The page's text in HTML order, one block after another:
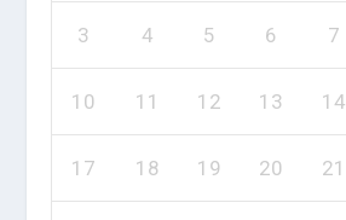
3 4 5 6 7
10 11 12 13 14
17 18 19 20 21